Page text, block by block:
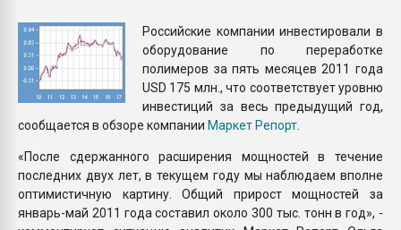
Российские компании инвестировали в
оборудование по переработке
полимеров за пять месяцев 2011 года
USD 175 млн., что соответствует уровню
инвестиций за весь предыдущий год,
сообщается в обзоре компании Маркет Репорт
«После сдержанного расширения мощностей в течение
последних двух лет, в текущем году мы наблюдаем вполне
оптимистичную картину. Общий прирост мощностей за
январь-май 2011 года составил около 300 тыс. тонн в год», -